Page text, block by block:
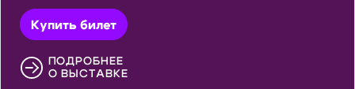
Купить билет
ПОДРОБНЕЕ
О ВЫСТАВКЕ